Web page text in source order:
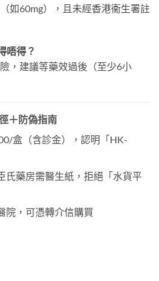
如60mg），且未經香港衞生署註
唔得？
，建議等藥效過後（至少6小
＋防偽指南
盒（含診金），認明「HK-
氏藥房需醫生紙，拒絕「水貨平
院，可憑轉介信購買